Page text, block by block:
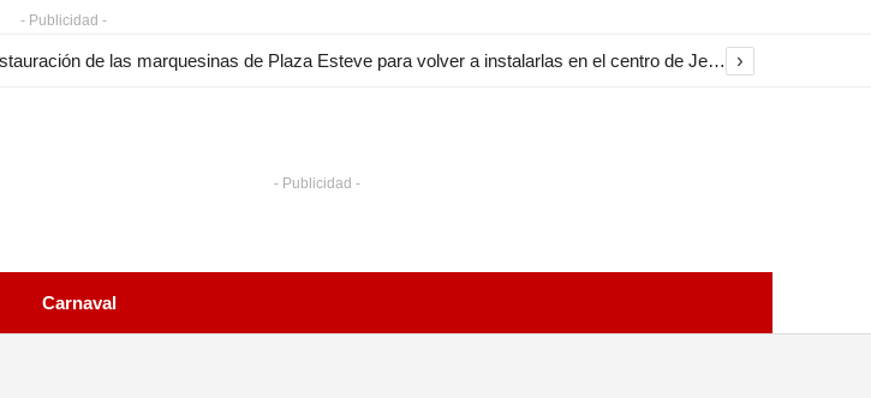
- Publicidad -
El Ayuntamiento inicia la restauración de las marquesinas de Plaza Esteve para volver a instalarlas en el centro de Jerez ›
- Publicidad -
Carnaval